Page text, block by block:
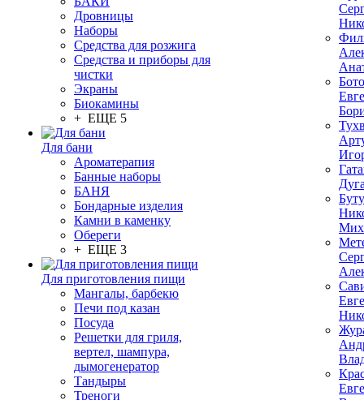
Дровницы
Наборы
Средства для розжига
Средства и приборы для
чистки
Экраны
Биокамины
+ ЕЩЕ 5
Для бани
Ароматерапия
Банные наборы
БАНЯ
Бондарные изделия
Камни в каменку
Обереги
+ ЕЩЕ 3
Для приготовления пищи
Мангалы, барбекю
Печи под казан
Посуда
Решетки для гриля,
вертел, шампура,
дымогенератор
Тандыры
Треноги